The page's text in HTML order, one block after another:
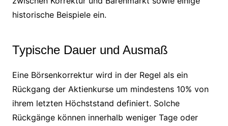
historische Beispiele ein.
Typische Dauer und Ausmaß
Eine Börsenkorrektur wird in der Regel als ein
Rückgang der Aktienkurse um mindestens 10% von
ihrem letzten Höchststand definiert. Solche
Rückgänge können innerhalb weniger Tage oder